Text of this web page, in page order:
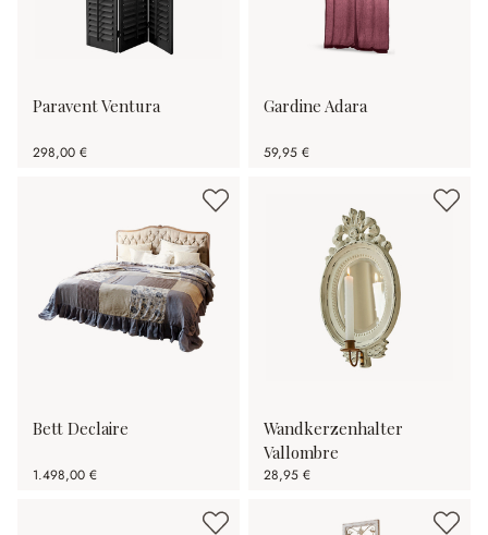
Paravent Ventura
298,00 €
Gardine Adara
59,95 €
Bett Declaire
1.498,00 €
Wandkerzenhalter
Vallombre
28,95 €